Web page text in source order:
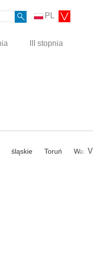
PL
III stopnia
śląskie Toruń V